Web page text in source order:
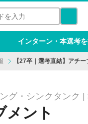
インターン・本選考
【27卒｜選考直結】アチ
グ・シンクタンク
メント